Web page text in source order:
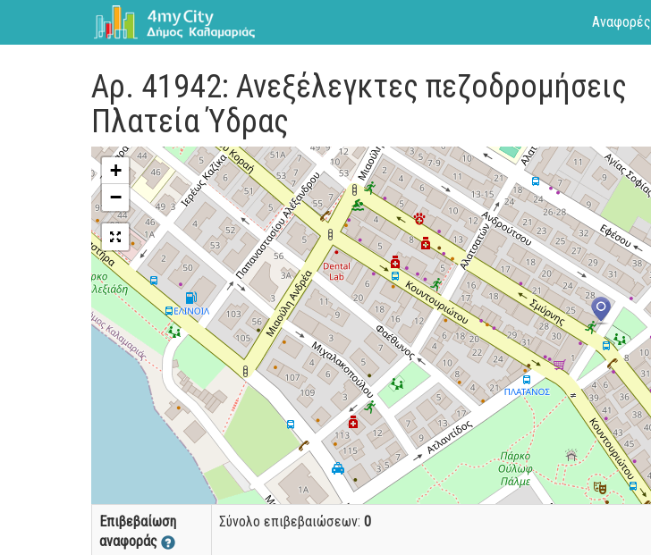
Αναφορές
Αρ. 41942: Ανεξέλεγκτες πεζοδρομήσεις
Πλατεία Ύδρας
+
−
Επιβεβαίωση
αναφοράς
Σύνολο επιβεβαιώσεων: 0